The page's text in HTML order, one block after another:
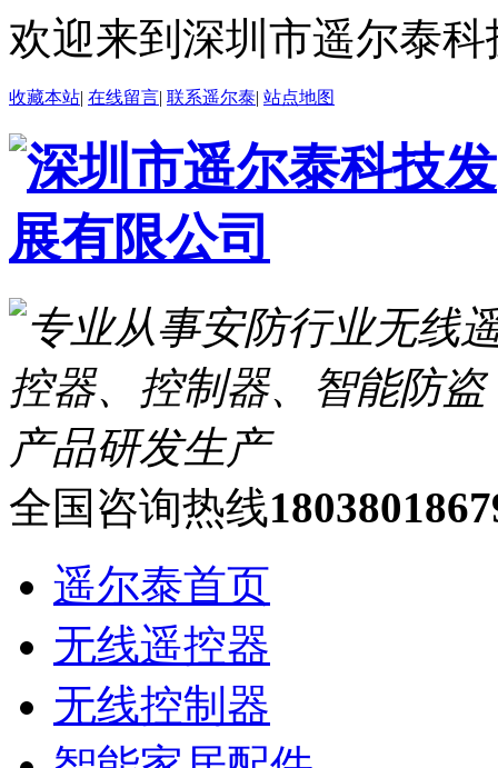
欢迎来到深圳市遥尔泰
收藏本站| 在线留言| 联系遥尔泰| 站点地图
全国咨询热线
遥尔泰首页
无线遥控器
无线控制器